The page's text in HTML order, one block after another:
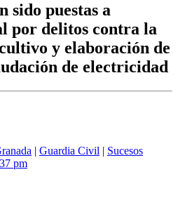
sido puestas a
por delitos contra la
y elaboración de
de electricidad
| Guardia Civil | Sucesos
pm